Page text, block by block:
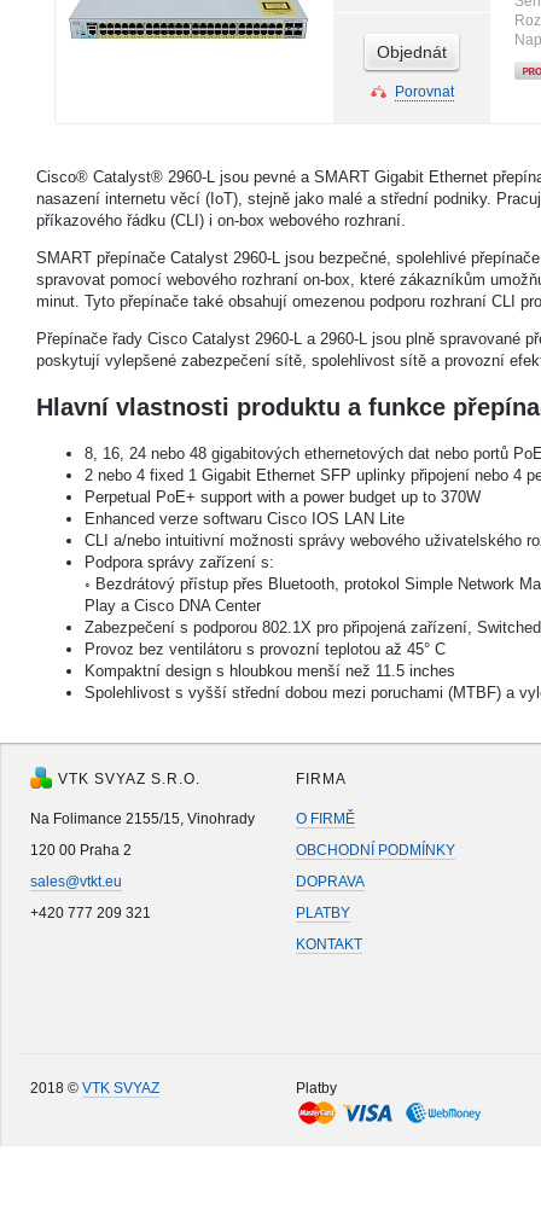
Objednát
Porovnat
Cisco® Catalyst® 2960-L jsou pevné a SMART Gigabit Ethernet
nasazení internetu věcí (IoT), stejně jako malé a střední podniky.
příkazového řádku (CLI) i on-box webového rozhraní.
SMART přepínače Catalyst 2960-L jsou bezpečné, spolehlivé
spravovat pomocí webového rozhraní on-box, které zákazníkům
minut. Tyto přepínače také obsahují omezenou podporu rozhraní CLI
Přepínače řady Cisco Catalyst 2960-L a 2960-L jsou plně spravované
poskytují vylepšené zabezpečení sítě, spolehlivost sítě a provozní
Hlavní vlastnosti produktu a funkce
8, 16, 24 nebo 48 gigabitových ethernetových dat nebo portů
2 nebo 4 fixed 1 Gigabit Ethernet SFP uplinky připojení nebo 4
Perpetual PoE+ support with a power budget up to 370W
Enhanced verze softwaru Cisco IOS LAN Lite
CLI a/nebo intuitivní možnosti správy webového uživatelského
Podpora správy zařízení s:
◦ Bezdrátový přístup přes Bluetooth, protokol Simple Network
Play a Cisco DNA Center
Zabezpečení s podporou 802.1X pro připojená zařízení,
Provoz bez ventilátoru s provozní teplotou až 45° C
Kompaktní design s hloubkou menší než 11.5 inches
Spolehlivost s vyšší střední dobou mezi poruchami (MTBF) a
VTK SVYAZ S.R.O.
Na Folimance 2155/15, Vinohrady
120 00 Praha 2
sales@vtkt.eu
+420 777 209 321
FIRMA
O FIRMĚ
OBCHODNÍ PODMÍNKY
DOPRAVA
PLATBY
KONTAKT
2018 © VTK SVYAZ Platby